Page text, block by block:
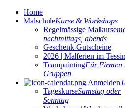
Home
MalschuleKurse & Workshops
Regelmässige Malkurse
nachmittags, abends
Geschenk-Gutscheine
2026 | Malferien im Tessin
TeampaintingFür Firmen
Gruppen
Anmelden
TageskurseSamstag oder
Sonntag